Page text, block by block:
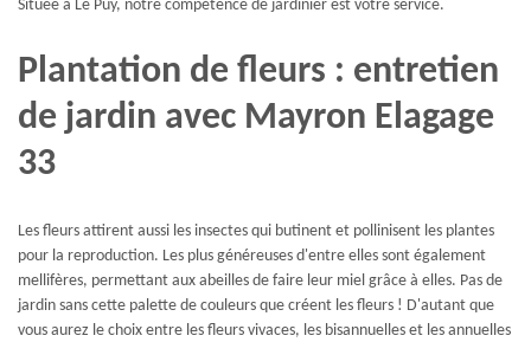
Située à Le Puy, notre compétence de jardinier est votre service.
Plantation de fleurs : entretien
de jardin avec Mayron Elagage
33
Les fleurs attirent aussi les insectes qui butinent et pollinisent les plantes
pour la reproduction. Les plus généreuses d'entre elles sont également
mellifères, permettant aux abeilles de faire leur miel grâce à elles. Pas de
jardin sans cette palette de couleurs que créent les fleurs ! D'autant que
vous aurez le choix entre les fleurs vivaces, les bisannuelles et les annuelles